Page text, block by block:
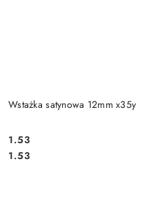
Wstażka satynowa 12mm x35y
Cena:
1.53
Cena:
1.53